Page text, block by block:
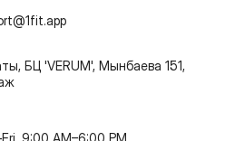
БЦ 'VERUM', Мынбаева 151,
9:00 AM–6:00 PM